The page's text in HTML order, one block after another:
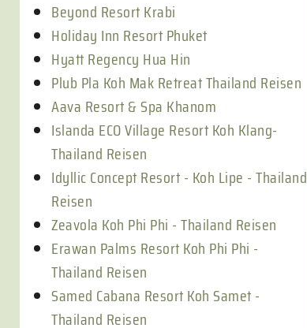
Beyond Resort Krabi
Holiday Inn Resort Phuket
Hyatt Regency Hua Hin
Plub Pla Koh Mak Retreat Thailand Reisen
Aava Resort & Spa Khanom
Islanda ECO Village Resort Koh Klang-
Thailand Reisen
Idyllic Concept Resort - Koh Lipe - Thailand
Reisen
Zeavola Koh Phi Phi - Thailand Reisen
Erawan Palms Resort Koh Phi Phi -
Thailand Reisen
Samed Cabana Resort Koh Samet -
Thailand Reisen